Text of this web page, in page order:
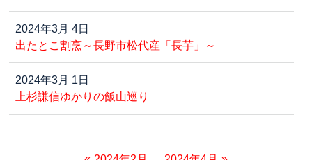
2024年3月 4日
出たとこ割烹～長野市松代産「長芋」～
2024年3月 1日
上杉謙信ゆかりの飯山巡り